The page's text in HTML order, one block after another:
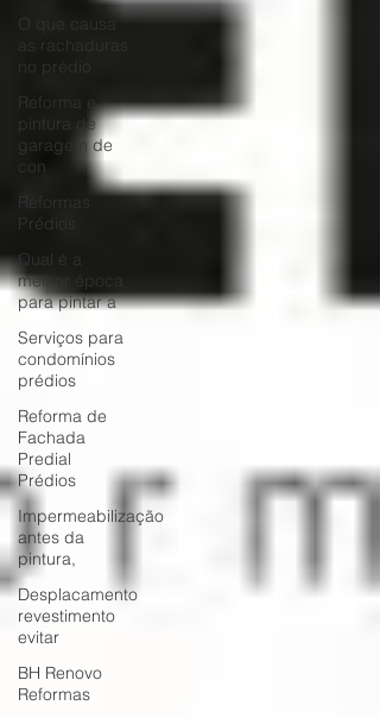
O que causa
as rachaduras
no prédio
Reforma e
pintura de
garagem de
con
Reformas
Prédios
Qual é a
melhor época
para pintar a
Serviços para
condomínios
prédios
Reforma de
Fachada
Predial
Prédios
Impermeabilização
antes da
pintura,
Desplacamento
revestimento
evitar
BH Renovo
Reformas